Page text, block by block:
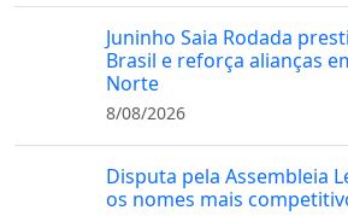
Juninho Saia Rodada
Brasil e reforça alianças
Norte
8/08/2026
Disputa pela Assembleia
os nomes mais